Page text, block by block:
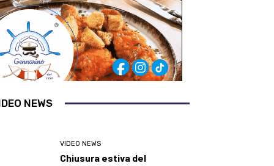
NEWS
VIDEO NEWS
Chiusura estiva del